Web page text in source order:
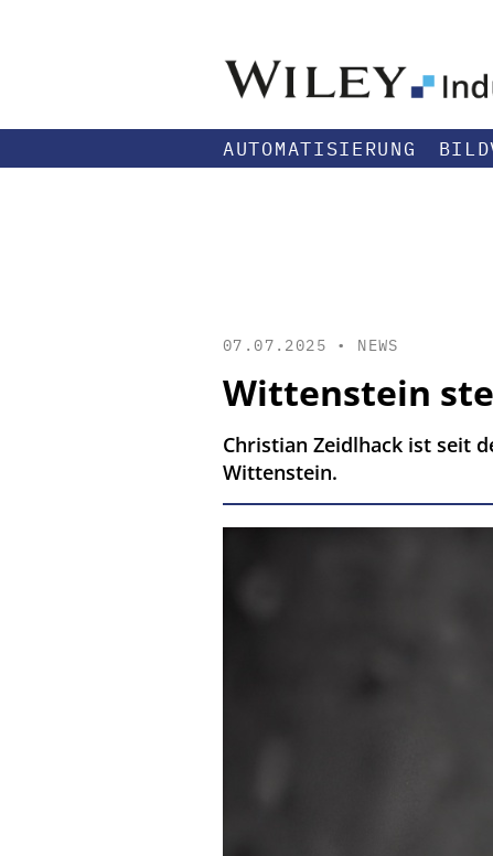
AUTOMATISIERUNG
07.07.2025 • NEWS
Wittenstein
Christian Zeidlhack ist seit
Wittenstein.